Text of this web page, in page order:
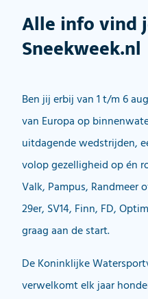
Alle info vind
Sneekweek.nl
Ben jij erbij van 1 t/m 6
van Europa op
uitdagende wedstrijden,
volop gezelligheid op én
Valk, Pampus, Randmeer
29er, SV14, Finn, FD,
graag aan de start.
De Koninklijke
verwelkomt elk jaar